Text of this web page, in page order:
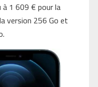
à 1 609 € pour la
version 256 Go et